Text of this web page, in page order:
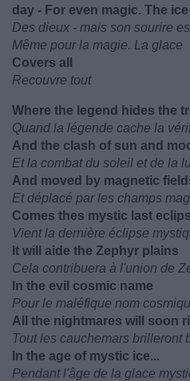
day - For even magic. The ice
Des dieux - mais son sourire
Même pour la magie. La glace
Covers all
Recouvre tout
Where the legend hides the
Quand la légende cache la
And the clash of sun and
Et la combat du soleil et de la
And moved by magnetic
Et déplacé par les champs
Comes thes mystic last
Vient la dernière éclipse
It will aide the Zephyr plains
Cela contribuera à l'union de
In the evil cosmic name
Pour le maléfique nom
All the nightmares will soon
Tout les cauchemars brilleront
In the age of mystic ice...
Pendant l'âge de la glace